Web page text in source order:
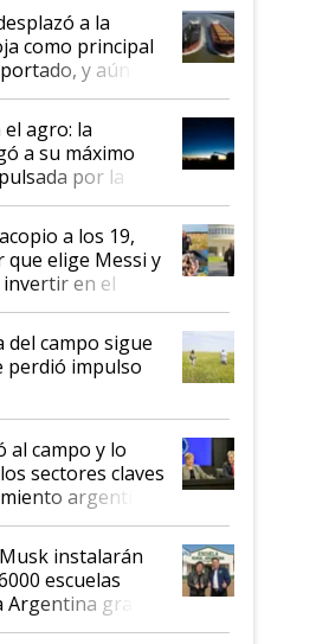
a la
como principal
y aún así
casi seis de cada
sostuvo el
semestre
el agro: la
a su máximo
por la
exportaciones
a los 19,
que elige Messi y
invertir en el
era como "darle
para droga":
el libertario
crisis salió
del campo sigue
perdió impulso
al campo y lo
sectores claves
argentino
instalarán
escuelas
gracias
con Starlink